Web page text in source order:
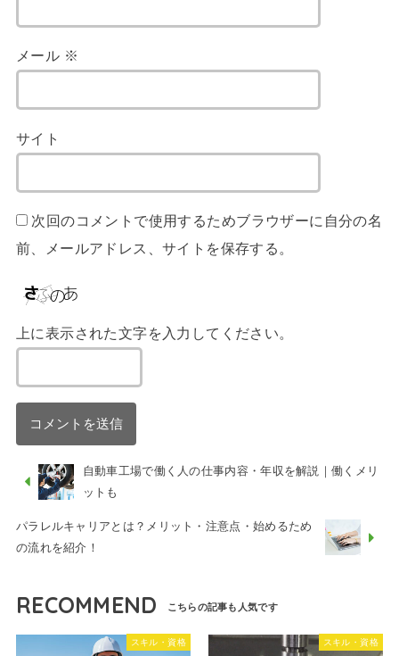
メール ※
サイト
次回のコメントで使用するためブラウザーに自分の名
前、メールアドレス、サイトを保存する。
上に表示された文字を入力してください。
自動車工場で働く人の仕事内容・年収を解説｜働くメリ
ットも
パラレルキャリアとは？メリット・注意点・始めるため
の流れを紹介！
RECOMMEND
スキル・資格 スキル・資格